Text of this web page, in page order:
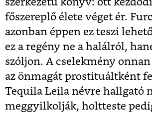
szerkezetű könyv: ott
főszereplő élete véget ér.
azonban éppen ez teszi
ez a regény ne a halálról,
szóljon. A cselekmény
az önmagát prostituáltként
Tequila Leila névre hallgató
meggyilkolják, holtteste